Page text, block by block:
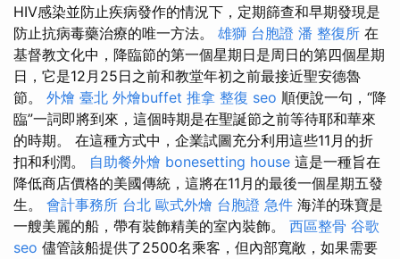
HIV感染並防止疾病發作的情況下，定期篩查和早期發現是
防止抗病毒藥治療的唯一方法。 雄獅 台胞證 潘 整復所 在
基督教文化中，降臨節的第一個星期日是周日的第四個星期
日，它是12月25日之前和教堂年初之前最接近聖安德魯
節。 外燴 臺北 外燴buffet 推拿 整復 seo 順便說一句，“降
臨”一詞即將到來，這個時期是在聖誕節之前等待耶和華來
的時期。 在這種方式中，企業試圖充分利用這些11月的折
扣和利潤。 自助餐外燴 bonesetting house 這是一種旨在
降低商店價格的美國傳統，這將在11月的最後一個星期五發
生。 會計事務所 台北 歐式外燴 台胞證 急件 海洋的珠寶是
一艘美麗的船，帶有裝飾精美的室內裝飾。 西區整骨 谷歌
seo 儘管該船提供了2500名乘客，但內部寬敞，如果需要